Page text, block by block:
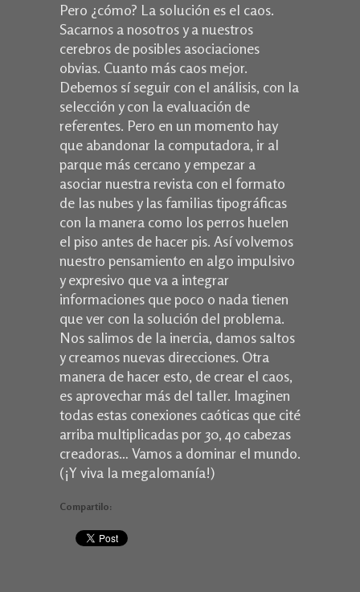
Pero ¿cómo? La solución es el caos.
Sacarnos a nosotros y a nuestros
cerebros de posibles asociaciones
obvias. Cuanto más caos mejor.
Debemos sí seguir con el análisis, con la
selección y con la evaluación de
referentes. Pero en un momento hay
que abandonar la computadora, ir al
parque más cercano y empezar a
asociar nuestra revista con el formato
de las nubes y las familias tipográficas
con la manera como los perros huelen
el piso antes de hacer pis. Así volvemos
nuestro pensamiento en algo impulsivo
y expresivo que va a integrar
informaciones que poco o nada tienen
que ver con la solución del problema.
Nos salimos de la inercia, damos saltos
y creamos nuevas direcciones. Otra
manera de hacer esto, de crear el caos,
es aprovechar más del taller. Imaginen
todas estas conexiones caóticas que cité
arriba multiplicadas por 30, 40 cabezas
creadoras… Vamos a dominar el mundo.
(¡Y viva la megalomanía!)
Compartilo: